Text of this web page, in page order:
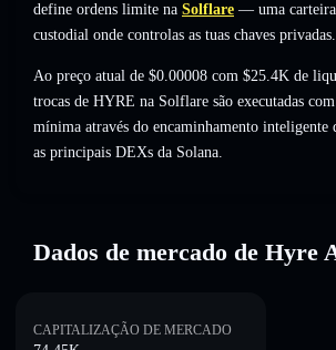
define ordens limite na Solflare — uma
custodial onde controlas as tuas chaves privadas.
Ao preço atual de $0.00008 com $25.4K de
trocas de HYRE na Solflare são executadas
mínima através do encaminhamento inteligente
as principais DEXs da Solana.
Dados de mercado de Hyre
CAPITALIZAÇÃO DE MERCADO